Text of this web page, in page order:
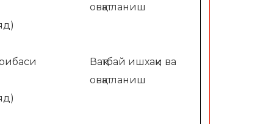
овқатланиш
Вақтбай ишхақи ва
овқатланиш